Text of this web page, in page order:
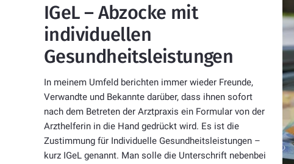
IGeL – Abzocke mit
individuellen
Gesundheitsleistungen
In meinem Umfeld berichten immer wieder Freunde,
Verwandte und Bekannte darüber, dass ihnen sofort
nach dem Betreten der Arztpraxis ein Formular von der
Arzthelferin in die Hand gedrückt wird. Es ist die
Zustimmung für Individuelle Gesundheitsleistungen –
kurz IGeL genannt. Man solle die Unterschrift nebenbei